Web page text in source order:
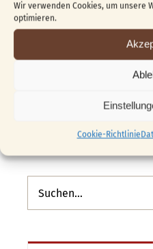
Wir verwenden Cookies, um unsere
optimieren.
Cookie-Richtlinie
Suche
nach: